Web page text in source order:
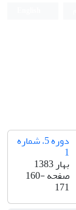
دوره 5، شماره
1
بهار 1383
صفحه160-
171